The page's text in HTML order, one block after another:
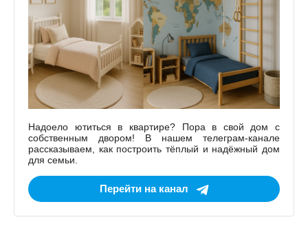
Надоело ютиться в квартире? Пора в свой дом с
собственным двором! В нашем телеграм-канале
рассказываем, как построить тёплый и надёжный дом
для семьи.
Перейти на канал